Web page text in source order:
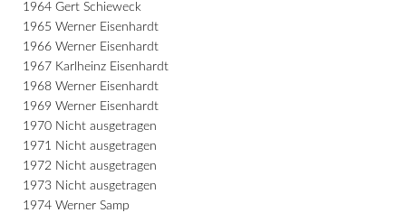
1964 Gert Schieweck
1965 Werner Eisenhardt
1966 Werner Eisenhardt
1967 Karlheinz Eisenhardt
1968 Werner Eisenhardt
1969 Werner Eisenhardt
1970 Nicht ausgetragen
1971 Nicht ausgetragen
1972 Nicht ausgetragen
1973 Nicht ausgetragen
1974 Werner Samp